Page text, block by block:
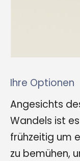
Ihre Optionen
Angesichts
Wandels ist
frühzeitig um
zu bemühen,